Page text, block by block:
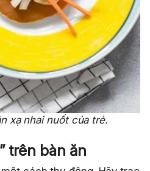
xạ nhai nuốt của trẻ.
trên bàn ăn